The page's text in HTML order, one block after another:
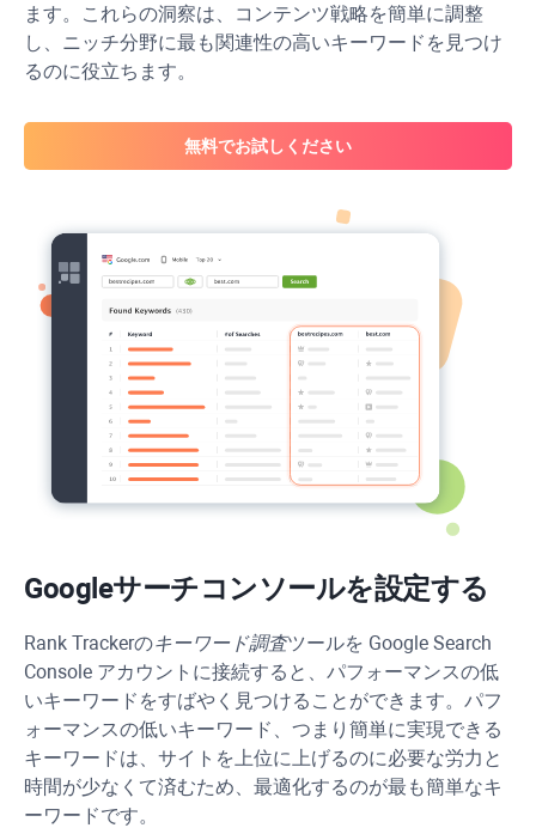
ます。これらの洞察は、コンテンツ戦略を簡単に調整
し、ニッチ分野に最も関連性の高いキーワードを見つけ
るのに役立ちます。
無料でお試しください
Googleサーチコンソールを設定する
Rank Trackerのキーワード調査ツールを Google Search
Console アカウントに接続すると、パフォーマンスの低
いキーワードをすばやく見つけることができます。パフ
ォーマンスの低いキーワード、つまり簡単に実現できる
キーワードは、サイトを上位に上げるのに必要な労力と
時間が少なくて済むため、最適化するのが最も簡単なキ
ーワードです。